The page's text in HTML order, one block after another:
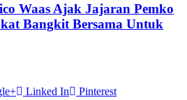
Waas Ajak Jajaran Pemko
Bangkit Bersama Untuk
Linked In Pinterest